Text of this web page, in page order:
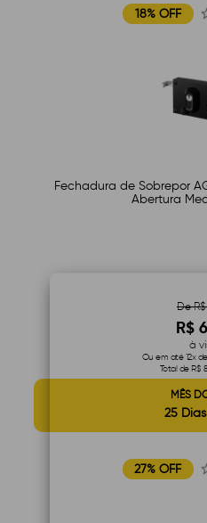
18% OFF
Fechadura de Sobrepor
Abertura
De
R$
à
Ou em até 12x
Total de R$
MÊS
25
27% OFF